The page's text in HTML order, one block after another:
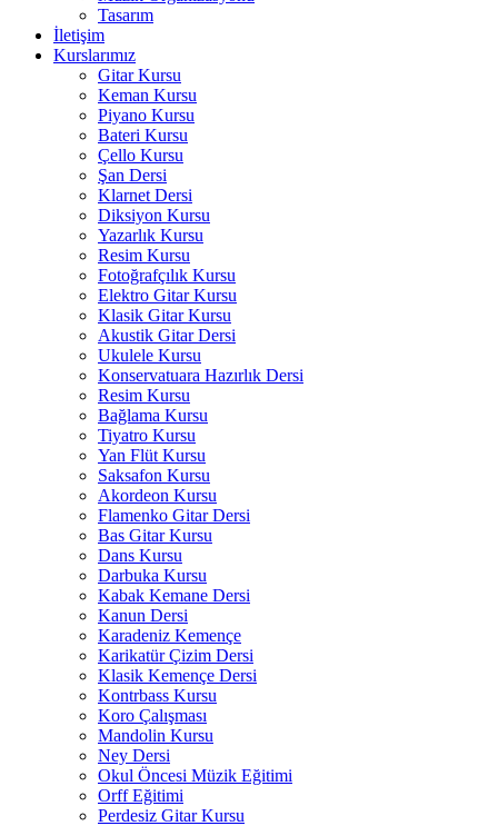
Tasarım
İletişim
Kurslarımız
Gitar Kursu
Keman Kursu
Piyano Kursu
Bateri Kursu
Çello Kursu
Şan Dersi
Klarnet Dersi
Diksiyon Kursu
Yazarlık Kursu
Resim Kursu
Fotoğrafçılık Kursu
Elektro Gitar Kursu
Klasik Gitar Kursu
Akustik Gitar Dersi
Ukulele Kursu
Konservatuara Hazırlık Dersi
Resim Kursu
Bağlama Kursu
Tiyatro Kursu
Yan Flüt Kursu
Saksafon Kursu
Akordeon Kursu
Flamenko Gitar Dersi
Bas Gitar Kursu
Dans Kursu
Darbuka Kursu
Kabak Kemane Dersi
Kanun Dersi
Karadeniz Kemençe
Karikatür Çizim Dersi
Klasik Kemençe Dersi
Kontrbass Kursu
Koro Çalışması
Mandolin Kursu
Ney Dersi
Okul Öncesi Müzik Eğitimi
Orff Eğitimi
Perdesiz Gitar Kursu